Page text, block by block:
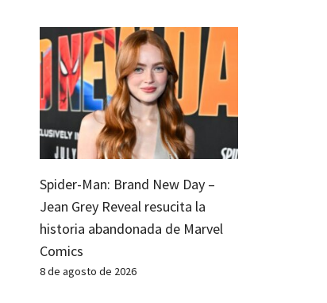
Spider-Man: Brand New Day –
Jean Grey Reveal resucita la
historia abandonada de Marvel
Comics
8 de agosto de 2026